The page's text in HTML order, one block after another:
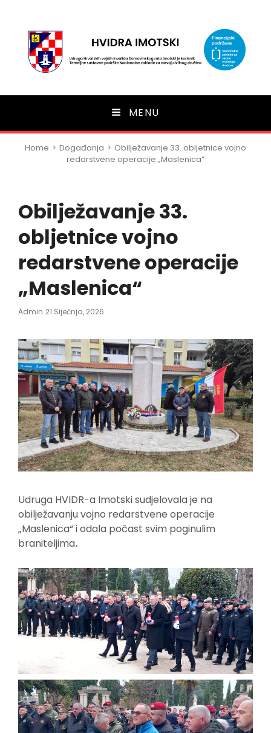
HVIDRA Imotski
MENU
Home > Događanja > Obilježavanje 33. obljetnice vojno
redarstvene operacije „Maslenica“
Obilježavanje 33.
obljetnice vojno
redarstvene operacije
„Maslenica“
Admin Posted
21 Siječnja, 2026
Udruga HVIDR-a Imotski sudjelovala je na
obilježavanju vojno redarstvene operacije
„Maslenica“ i odala počast svim poginulim
braniteljima.